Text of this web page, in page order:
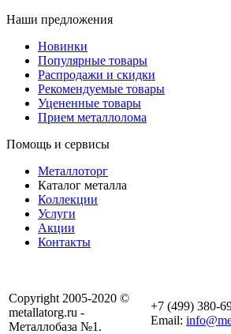
Наши предложения
Новинки
Популярные товары
Распродажи и скидки
Рекомендуемые товары
Уцененные товары
Прием металлолома
Помощь и сервисы
Металлоторг
Каталог металла
Коллекции
Услуги
Акции
Контакты
Copyright 2005-2020 ©
metallatorg.ru -
Металлобаза №1.
+7 (499) 380-
Email: